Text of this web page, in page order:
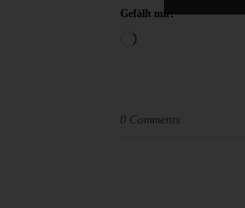
Gefällt mir:
Wird
0 Comments